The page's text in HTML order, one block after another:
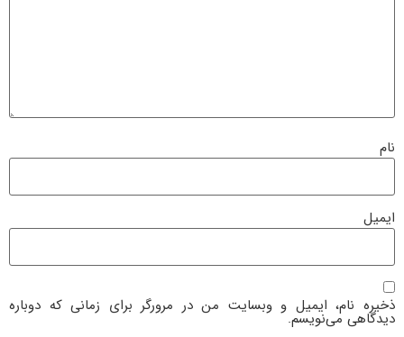
نام
ایمیل
ذخیره نام، ایمیل و وبسایت من در مرورگر برای زمانی که دوباره
دیدگاهی می‌نویسم.